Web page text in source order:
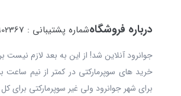
درباره فروشگاهشماره پشتیبانی : 09999902367
جوانرود آنلاین شد! از این به بعد لازم نیست
خرید های سوپرمارکتی در کمتر از نیم
برای شهر جوانرود ولی غیر سوپرمارکتی برای